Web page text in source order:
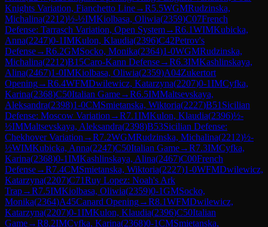
Knights Variation, Fianchetto Line→R5.5WGMRudzinska,
Michalina(2212)½-½IMKiolbasa, Oliwia(2359)C07French
Defense: Tarrasch Variation, Open System→R6.1WIMKubicka,
Anna(2247)0-1IMKulon, Klaudia(2396)C42Petrov's
Defense→R6.2GMSocko, Monika(2364)1-0WGMRudzinska,
Michalina(2212)B15Caro-Kann Defense→R6.3IMKashlinskaya,
Alina(2467)1-0IMKiolbasa, Oliwia(2359)A04Zukertort
Opening→R6.4WFMDwilewicz, Katarzyna(2207)0-1IMCyfka,
Karina(2368)C50Italian Game→R6.5IMMaltsevskaya,
Aleksandra(2398)1-0CMSmietanska, Wiktoria(2227)B51 Sicilian
Defense: Moscow Variation →R7.1IMKulon, Klaudia(2396)½-
½IMMaltsevskaya, Aleksandra(2398)B53Sicilian Defense:
Chekhover Variation →R7.2WGMRudzinska, Michalina(2212)½-
½WIMKubicka, Anna(2247)C50Italian Game→R7.3IMCyfka,
Karina(2368)0-1IMKashlinskaya, Alina(2467)C00French
Defense→R7.4CMSmietanska, Wiktoria(2227)1-0WFMDwilewicz,
Katarzyna(2207)C71Ruy Lopez: Noah's Ark
Trap→R7.5IMKiolbasa, Oliwia(2359)0-1GMSocko,
Monika(2364)A45Canard Opening→R8.1WFMDwilewicz,
Katarzyna(2207)0-1IMKulon, Klaudia(2396)C50Italian
Game→R8.2IMCyfka, Karina(2368)0-1CMSmietanska,